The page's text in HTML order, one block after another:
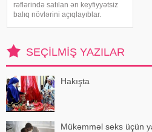
rəflərində satılan ən keyfiyyətsiz
balıq növlərini açıqlayıblar.
görünür. xarici mediaya istinadən
xəbər verir ki, supermarketlərdək
SEÇILMIŞ YAZILAR
Hakışta
Mükəmməl seks üçün